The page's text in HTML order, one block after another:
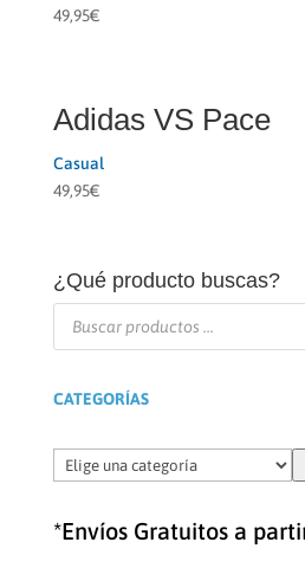
49,95€
Adidas VS Pace
Casual
49,95€
¿Qué producto buscas?
Búsqueda
productos
CATEGORÍAS
Elige
una
*Envíos Gratuitos a